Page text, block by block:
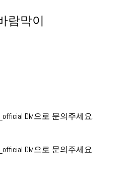
람막이
DM으로 문의주세요.
DM으로 문의주세요.